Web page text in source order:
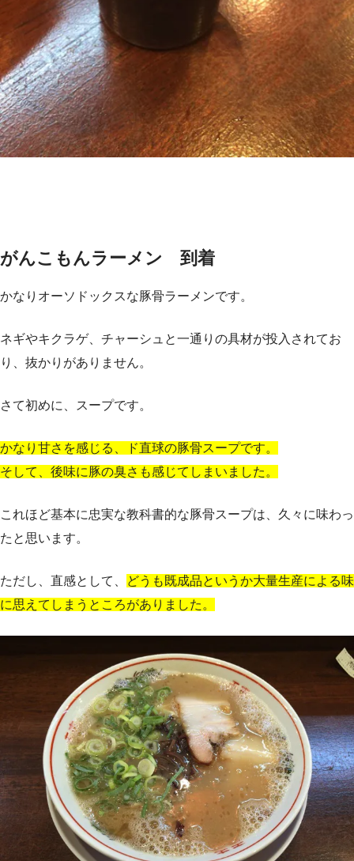
がんこもんラーメン 到着
かなりオーソドックスな豚骨ラーメンです。
ネギやキクラゲ、チャーシュと一通りの具材が投入されてお
り、抜かりがありません。
さて初めに、スープです。
かなり甘さを感じる、ド直球の豚骨スープです。
そして、後味に豚の臭さも感じてしまいました。
これほど基本に忠実な教科書的な豚骨スープは、久々に味わっ
たと思います。
ただし、直感として、
どうも既成品というか大量生産による味
に思えてしまうところがありました。